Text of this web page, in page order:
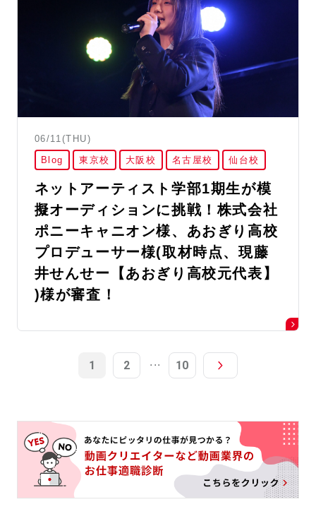
06/11(THU)
Blog
東京校 大阪校 名古屋校 仙台校
ネットアーティスト学部1期生が模
擬オーディションに挑戦！株式会社
ポニーキャニオン様、あおぎり高校
プロデューサー様(取材時点、現藤
井せんせー【あおぎり高校元代表】
)様が審査！
1 2 ... 10